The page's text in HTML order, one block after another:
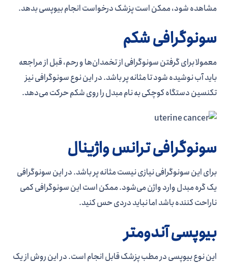
مشاهده شود، ممکن است پزشک درخواست انجام بیوپسی بدهد.
سونوگرافی شکم
معمولا برای گرفتن سونوگرافی از تخمدان­‌ها و رحم، قبل از مراجعه
باید آب نوشیده شود تا مثانه پر باشد. در این نوع سونوگرافی نیز
تکنسین دستگاه کوچکی به نام مبدل را روی شکم حرکت می­‌دهد.
سونوگرافی ترانس واژینال
برای این سونوگرافی نیازی نیست مثانه پر باشد. در این سونوگرافی
یک گره مبدل وارد واژن می‌شود. ممکن است این سونوگرافی کمی
ناراحت کننده باشد اما نباید دردی حس کنید.
بیوپسی آندومتر
این نوع بیوپسی در مطب پزشک قابل انجام است. در این روش از یک